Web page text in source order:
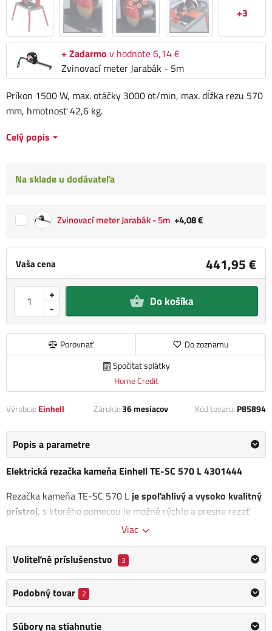
+3
+ Zadarmo v hodnote 6,14 €
Zvinovací meter Jarabák - 5m
Vaša cena 441,95 €
-
+ Do košíka
Porovnať
Do zoznamu
Spočítat splátky
Home Credit
Príkon 1500 W, max. otáčky 3000 ot/min, max. dĺžka rezu 570
mm, hmotnosť 42,6 kg.
Celý popis
Na sklade u dodávateľa
Zvinovací meter Jarabák - 5m +4,08 €
Výrobca: Einhell Záruka:36 mesiacov Kód tovaru: P85894
Popis a parametre
Elektrická rezačka kameňa Einhell TE-SC 570 L 4301444
Rezačka kameňa TE-SC 570 L je spoľahlivý a vysoko kvalitný
prístroj, s ktorého pomocou je možné rýchlo a presne rezať
kamenné a betón. Jej robustný motor poskytuje dostatočný
mm mohol plynule prechádzať tvrdými materiálmi ako sú žula
a mramor. Vďaka uhlovo presne nastaviteľnému hliníkovému
uhlovému dorazu, ktorý je odolný jolly rezy. Pohyblivé uloženie
hlavy motora navyše umožňuje vykonávanie ponorných rezov.
Veľký pracovný stôl s protišmykovou gumovou úpravou
Viac
Voliteľné príslušenstvo 3
Podobný tovar 2
Súbory na stiahnutie